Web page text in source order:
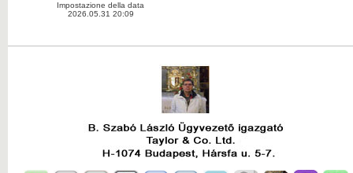
Impostazione della data
2026.05.31 20:09